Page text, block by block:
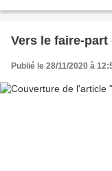
Vers le faire-part
Publié le 28/11/2020 à